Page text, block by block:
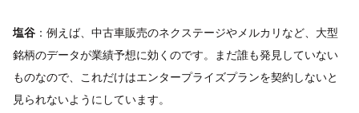
塩谷 ：例えば、中古車販売のネクステージやメルカリなど、大型
銘柄のデータが業績予想に効くのです。まだ誰も発見していない
ものなので、これだけはエンタープライズプランを契約しないと
見られないようにしています。